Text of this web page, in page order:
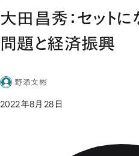
大田昌秀：セットに
問題と経済振興
野添文彬
2022年8月28日